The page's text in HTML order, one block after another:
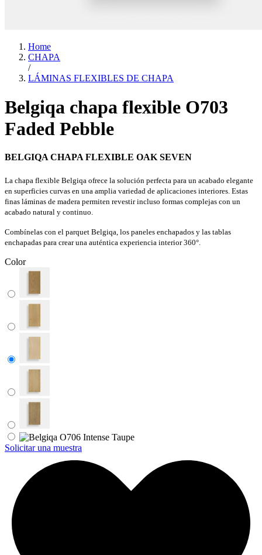
Home
CHAPA
/
LÁMINAS FLEXIBLES DE CHAPA
Belgiqa chapa flexible O703
Faded Pebble
BELGIQA CHAPA FLEXIBLE OAK SEVEN
La chapa flexible Belgiqa ofrece la solución perfecta para un acabado elegante
en superficies curvas en una amplia variedad de aplicaciones interiores. Estas
finas láminas de madera permiten revestir incluso formas complejas con un
acabado natural y continuo.
Combínelas con el parquet Belgiqa, los paneles enchapados y las tablas
enchapadas para crear una auténtica experiencia interior 360°.
Color
Solicitar una muestra